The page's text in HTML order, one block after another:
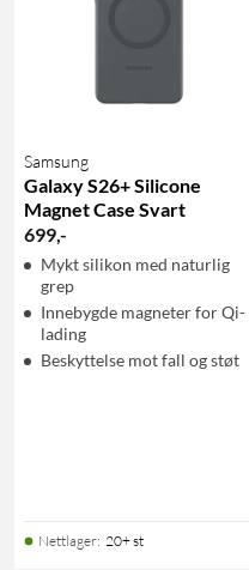
Samsung
Galaxy S26+ Silicone
Magnet Case Svart
699,-
Mykt silikon med naturlig
grep
Innebygde magneter for Qi-
lading
Beskyttelse mot fall og støt
Nettlager: 20+ st